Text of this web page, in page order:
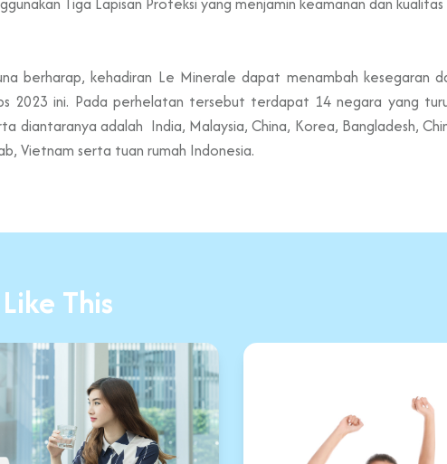
berharap, kehadiran Le Minerale dapat menambah kesegaran
2023 ini. Pada perhelatan tersebut terdapat 14 negara yang
diantaranya adalah India, Malaysia, China, Korea, Bangladesh,
Vietnam serta tuan rumah Indonesia.
This